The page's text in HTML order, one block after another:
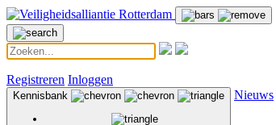
Registreren Inloggen
Kennisbank Nieuws